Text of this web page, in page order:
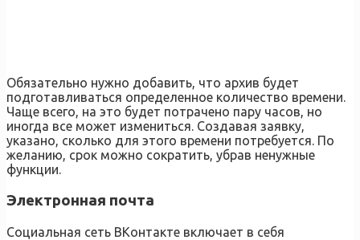
Обязательно нужно добавить, что архив будет
подготавливаться определенное количество времени.
Чаще всего, на это будет потрачено пару часов, но
иногда все может измениться. Создавая заявку,
указано, сколько для этого времени потребуется. По
желанию, срок можно сократить, убрав ненужные
функции.
Электронная почта
Социальная сеть ВКонтакте включает в себя